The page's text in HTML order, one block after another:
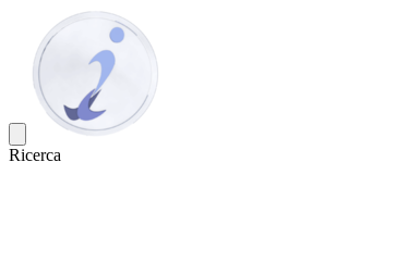
Ricerca